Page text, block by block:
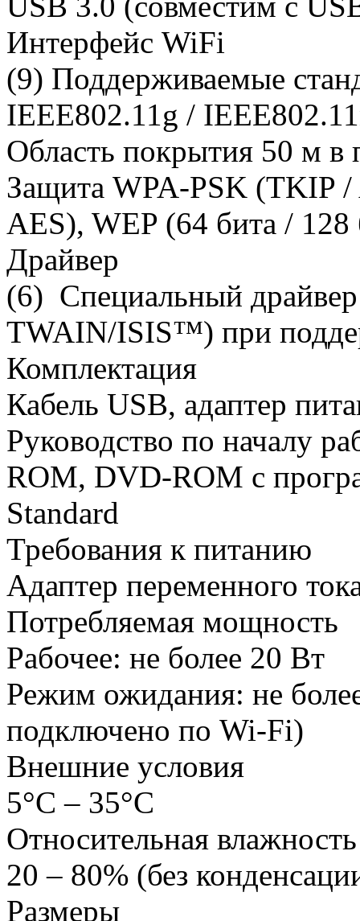
Интерфейс WiFi
(9) Поддерживаемые
IEEE802.11g /
Область покрытия 50 м
Защита WPA-PSK (TKIP
AES), WEP (64 бита / 128
Драйвер
(6) Специальный драйвер
TWAIN/ISIS™) при
Комплектация
Кабель USB, адаптер
Руководство по началу
ROM, DVD-ROM с
Standard
Требования к питанию
Адаптер переменного
Потребляемая мощность
Рабочее: не более 20 Вт
Режим ожидания: не
подключено по Wi-Fi)
Внешние условия
5°C – 35°C
Относительная влажность
20 – 80% (без
Размеры